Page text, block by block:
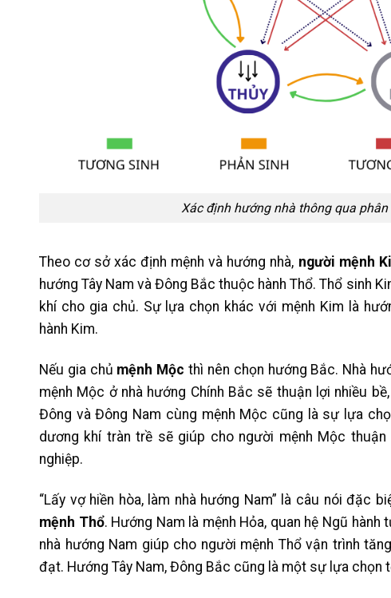
Xác định hướng nhà thông qua
Theo cơ sở xác định mệnh và hướng nhà, người mệnh
hướng Tây Nam và Đông Bắc thuộc hành Thổ. Thổ sinh
khí cho gia chủ. Sự lựa chọn khác với mệnh Kim là
hành Kim.
Nếu gia chủ mệnh Mộc thì nên chọn hướng Bắc. Nhà
mệnh Mộc ở nhà hướng Chính Bắc sẽ thuận lợi nhiều
Đông và Đông Nam cùng mệnh Mộc cũng là sự lựa
dương khí tràn trề sẽ giúp cho người mệnh Mộc
nghiệp.
“Lấy vợ hiền hòa, làm nhà hướng Nam” là câu nói đặc
mệnh Thổ. Hướng Nam là mệnh Hỏa, quan hệ Ngũ hành
nhà hướng Nam giúp cho người mệnh Thổ vận trình
đạt. Hướng Tây Nam, Đông Bắc cũng là một sự lựa chọn